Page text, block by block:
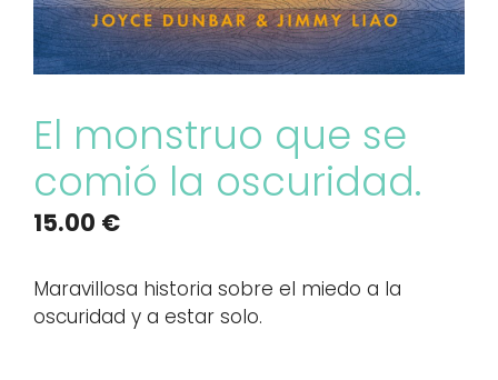
El monstruo que se
comió la oscuridad.
15.00 €
Maravillosa historia sobre el miedo a la
oscuridad y a estar solo.